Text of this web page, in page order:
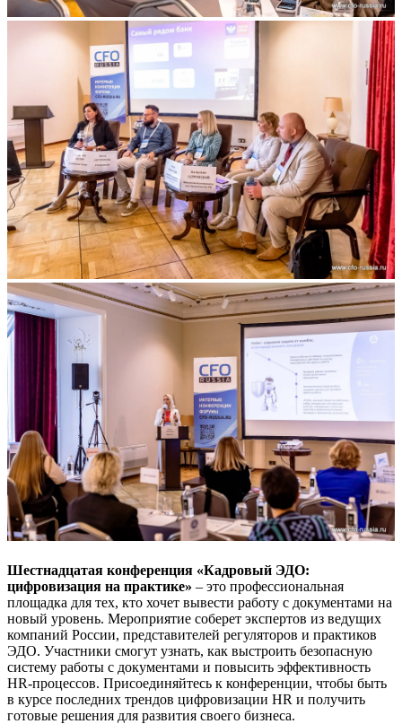
Шестнадцатая конференция «Кадровый ЭДО:
цифровизация на практике» – это профессиональная
площадка для тех, кто хочет вывести работу с документами на
новый уровень. Мероприятие соберет экспертов из ведущих
компаний России, представителей регуляторов и практиков
ЭДО. Участники смогут узнать, как выстроить безопасную
систему работы с документами и повысить эффективность
HR-процессов. Присоединяйтесь к конференции, чтобы быть
в курсе последних трендов цифровизации HR и получить
готовые решения для развития своего бизнеса.